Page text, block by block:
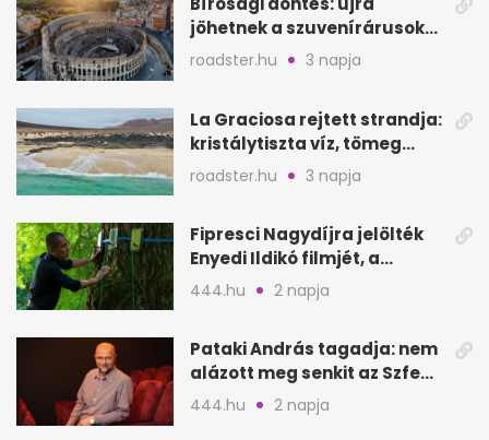
jöhetnek a szuvenírárusok
Európa ikonikus helyére
roadster.hu 3 napja
La Graciosa rejtett strandja:
kristálytiszta víz, tömeg
nélkül
roadster.hu 3 napja
Fipresci Nagydíjra jelölték
Enyedi Ildikó filmjét, a
Csendes barátot
444.hu 2 napja
Pataki András tagadja: nem
alázott meg senkit az Szfe
felvételijén
444.hu 2 napja